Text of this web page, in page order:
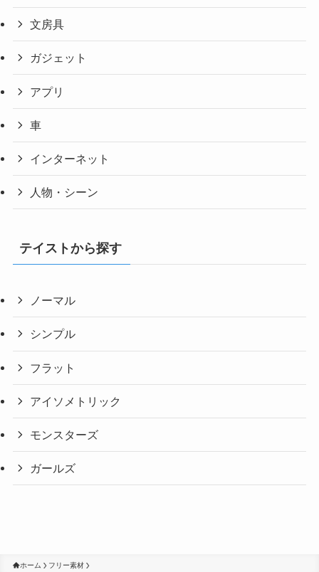
文房具
ガジェット
アプリ
車
インターネット
人物・シーン
テイストから探す
ノーマル
シンプル
フラット
アイソメトリック
モンスターズ
ガールズ
ホーム フリー素材